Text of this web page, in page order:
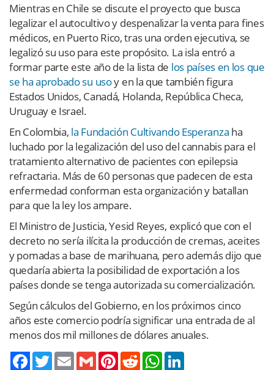
Mientras en Chile se discute el proyecto que busca
legalizar el autocultivo y despenalizar la venta para fines
médicos, en Puerto Rico, tras una orden ejecutiva, se
legalizó su uso para este propósito. La isla entró a
formar parte este año de la lista de los países en los que
se ha aprobado su usoy en la que también figura
Estados Unidos, Canadá, Holanda, República Checa,
Uruguay e Israel.
En Colombia, la Fundación Cultivando Esperanza ha
luchado por la legalización del uso del cannabis para el
tratamiento alternativo de pacientes con epilepsia
refractaria. Más de 60 personas que padecen de esta
enfermedad conforman esta organización y batallan
para que la ley los ampare.
El Ministro de Justicia, Yesid Reyes, explicó que con el
decreto no sería ilícita la producción de cremas, aceites
y pomadas a base de marihuana, pero además dijo que
quedaría abierta la posibilidad de exportación a los
países donde se tenga autorizada su comercialización.
Según cálculos del Gobierno, en los próximos cinco
años este comercio podría significar una entrada de al
menos dos mil millones de dólares anuales.
TwitterEmail Gmail PinterestReddit WhatsApp